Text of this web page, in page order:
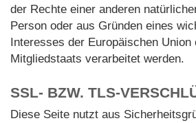
der Rechte einer anderen
Person oder aus Gründen eines
Interesses der Europäischen Union
Mitgliedstaats verarbeitet werden.
SSL- BZW. TLS-
Diese Seite nutzt aus